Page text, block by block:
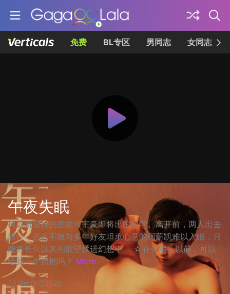
免费 BL专区 男同志 女同志
午夜失眠
柯蔚凯最好的朋友何宇豪即将出国留学。离开前，两人出去
旅行，迟迟不敢向多年好友坦承心意的柯蔚凯难以入眠，只
能将长久以来的欲望揉进幻想中。 ☆在你消失以前，可以
给我一个拥抱吗？ More
8m台湾2020